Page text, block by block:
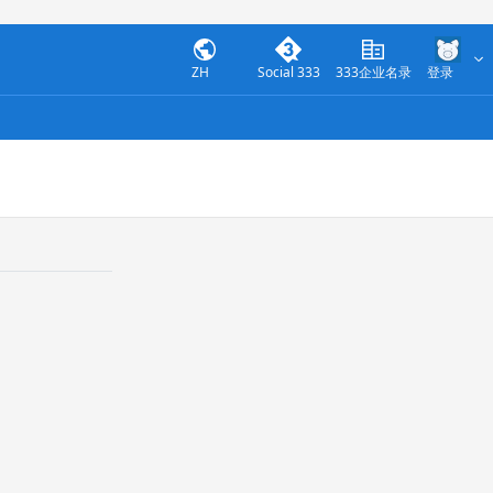
ZH Social 333 333企业名录 登录